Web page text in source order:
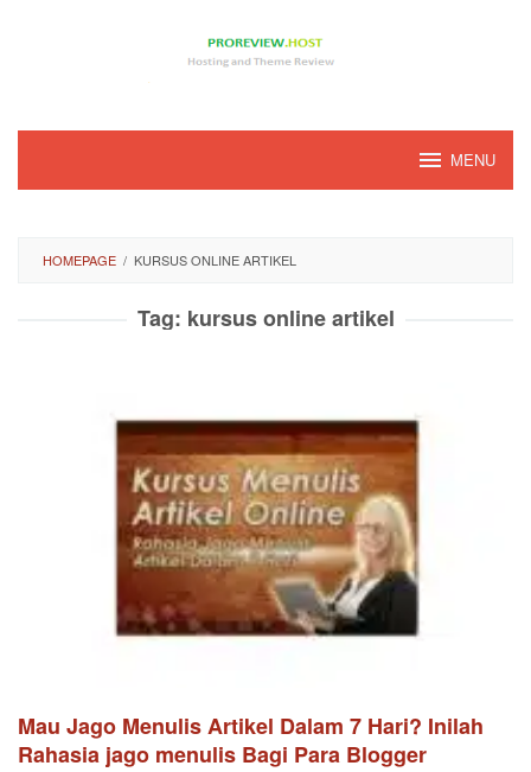
MENU
HOMEPAGE / KURSUS ONLINE ARTIKEL
Tag: kursus online artikel
Mau Jago Menulis Artikel Dalam 7 Hari? Inilah
Rahasia jago menulis Bagi Para Blogger